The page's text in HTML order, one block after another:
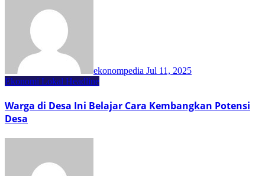
ekonompedia Jul 11, 2025
Ekonomi Lokal Headline
Warga di Desa Ini Belajar Cara Kembangkan Potensi
Desa